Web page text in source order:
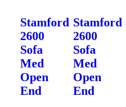
Stamford
2600
Sofa
Med
Open
End
Stamford
2600
Sofa
Med
Open
End